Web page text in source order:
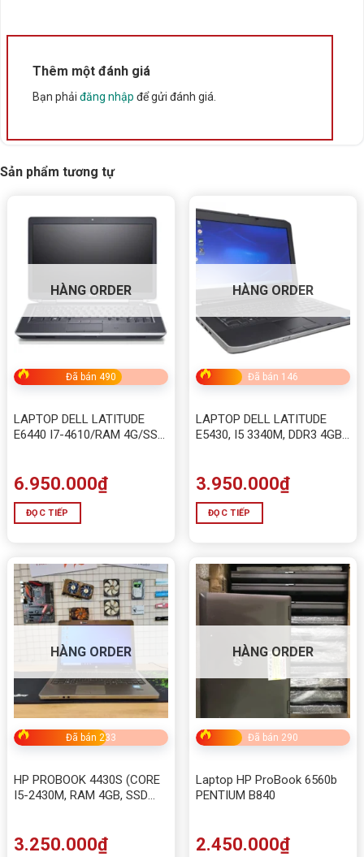
Thông số kỹ thuật
Thêm một đánh giá
Bạn phải đăng nhập để gửi đánh giá.
Sản phẩm tương tự
HÀNG ORDER
Đã bán 490
LAPTOP DELL LATITUDE
E6440 I7-4610/RAM 4G/SSD
6.950.000₫
ĐỌC TIẾP
HÀNG ORDER
Đã bán 146
LAPTOP DELL LATITUDE
E5430, I5 3340M, DDR3 4GB,
3.950.000₫
ĐỌC TIẾP
HÀNG ORDER
Đã bán 233
HP PROBOOK 4430S (CORE
I5-2430M, RAM 4GB, SSD
3.250.000₫
HÀNG ORDER
Đã bán 290
Laptop HP ProBook 6560b
PENTIUM B840
2.450.000₫